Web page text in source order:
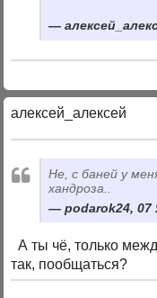
алексей_алексей
Не, с баней у
хандроза..
podarok24, 07
А ты чё, только
так, пообщаться?